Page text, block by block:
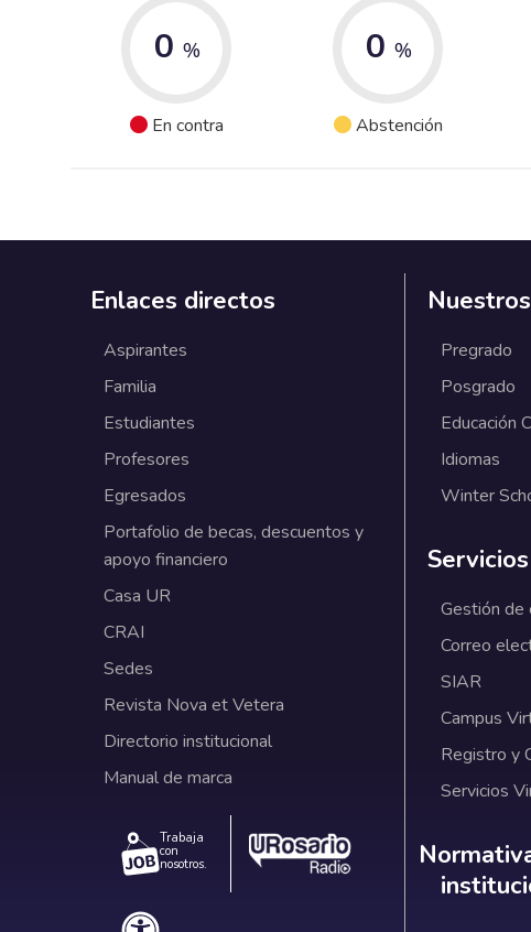
0 %
En contra
0 %
Abstención
Enlaces directos
Aspirantes
Familia
Estudiantes
Profesores
Egresados
Portafolio de becas, descuentos y
apoyo financiero
Casa UR
CRAI
Sedes
Revista Nova et Vetera
Directorio institucional
Manual de marca
Trabaja
con
nosotros.
Pregrado
Posgrado
Educación
Idiomas
Winter
Gestión de
Correo
SIAR
Campus
Registro y
Servicios